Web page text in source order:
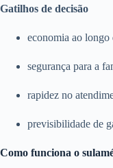
Gatilhos de decisão
economia ao longo
segurança para a
rapidez no
previsibilidade de
Como funciona o